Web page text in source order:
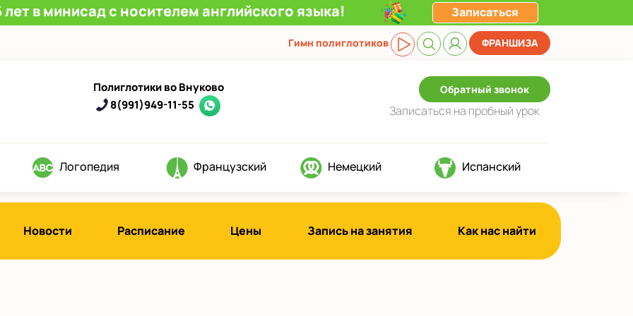
в минисад с носителем английского языка! Записаться
Гимн полиглотиков ФРАНШИЗА
Полиглотики во Внуково
8(991)949-11-55
Обратный звонок
Записаться на пробный урок
Логопедия Французский Немецкий Испанский
Новости Расписание Цены Запись на занятия Как нас найти